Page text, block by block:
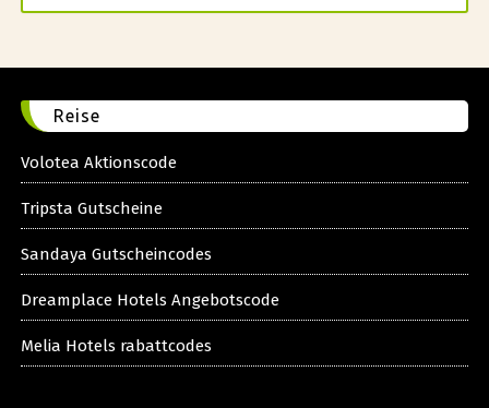
Reise
Volotea Aktionscode
Tripsta Gutscheine
Sandaya Gutscheincodes
Dreamplace Hotels Angebotscode
Melia Hotels rabattcodes